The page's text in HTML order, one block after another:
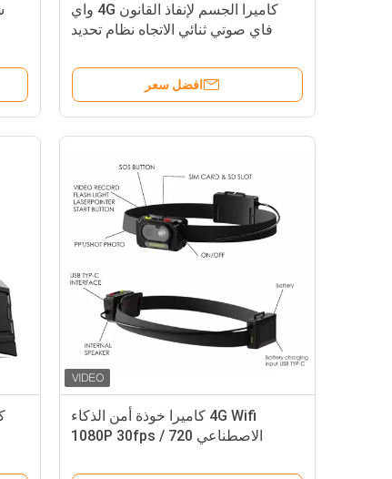
كاميرا الجسم لإنفاذ القانون 4G واي
فاي صوتي ثنائي الاتجاه نظام تحديد
افضل سعر
4G Wifi كاميرا خوذة أمن الذكاء
الاصطناعي 1080P 30fps / 720